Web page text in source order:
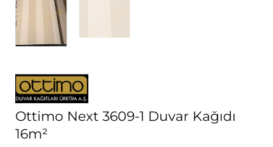
Ottimo Next 3609-1 Duvar Kağıdı
16m²